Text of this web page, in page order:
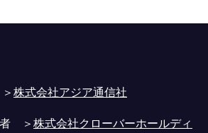
株式会社アジア通信社
者 ＞株式会社クローバーホールディ